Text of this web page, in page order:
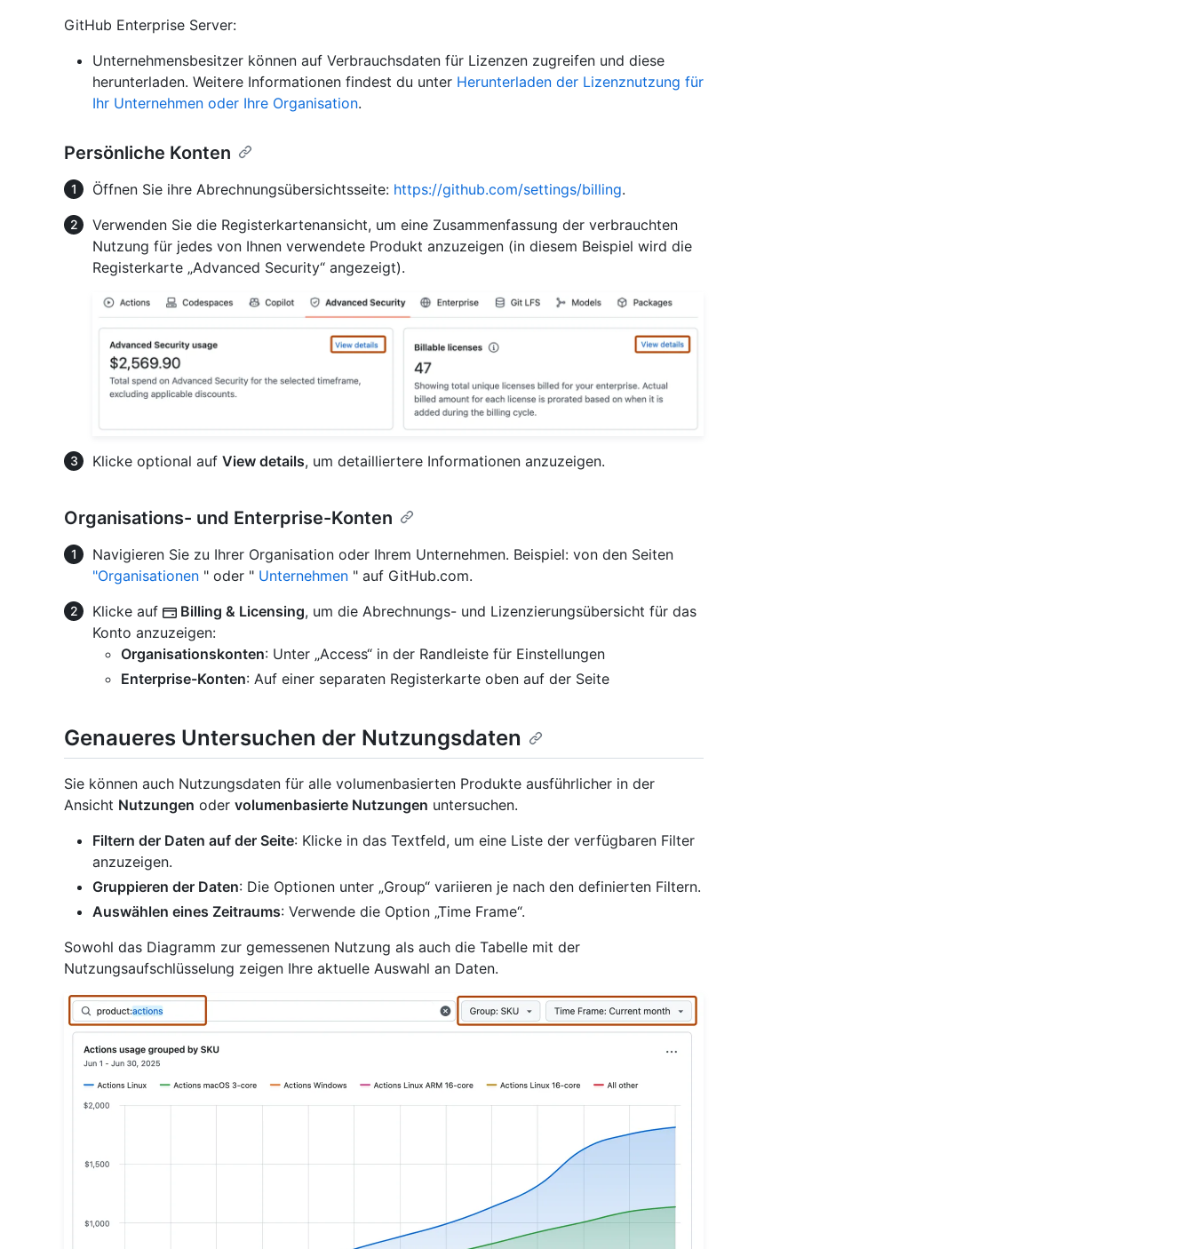
GitHub Enterprise Server:
Unternehmensbesitzer können auf Verbrauchsdaten für Lizenzen zugreifen und diese
herunterladen. Weitere Informationen findest du unter Herunterladen der Lizenznutzung für
Ihr Unternehmen oder Ihre Organisation.
Persönliche Konten
Öffnen Sie ihre Abrechnungsübersichtsseite: https://github.com/settings/billing.
Verwenden Sie die Registerkartenansicht, um eine Zusammenfassung der verbrauchten
Nutzung für jedes von Ihnen verwendete Produkt anzuzeigen (in diesem Beispiel wird die
Registerkarte „Advanced Security“ angezeigt).
Klicke optional auf View details, um detailliertere Informationen anzuzeigen.
Organisations- und Enterprise-Konten
Navigieren Sie zu Ihrer Organisation oder Ihrem Unternehmen. Beispiel: von den Seiten
"Organisationen " oder " Unternehmen " auf GitHub.com.
Klicke auf
Billing & Licensing, um die Abrechnungs- und Lizenzierungsübersicht für das
Konto anzuzeigen:
Organisationskonten: Unter „Access“ in der Randleiste für Einstellungen
Enterprise-Konten: Auf einer separaten Registerkarte oben auf der Seite
Genaueres Untersuchen der Nutzungsdaten
Sie können auch Nutzungsdaten für alle volumenbasierten Produkte ausführlicher in der
Ansicht Nutzungen oder volumenbasierte Nutzungen untersuchen.
Filtern der Daten auf der Seite: Klicke in das Textfeld, um eine Liste der verfügbaren Filter
anzuzeigen.
Gruppieren der Daten: Die Optionen unter „Group“ variieren je nach den definierten Filtern.
Auswählen eines Zeitraums: Verwende die Option „Time Frame“.
Sowohl das Diagramm zur gemessenen Nutzung als auch die Tabelle mit der
Nutzungsaufschlüsselung zeigen Ihre aktuelle Auswahl an Daten.